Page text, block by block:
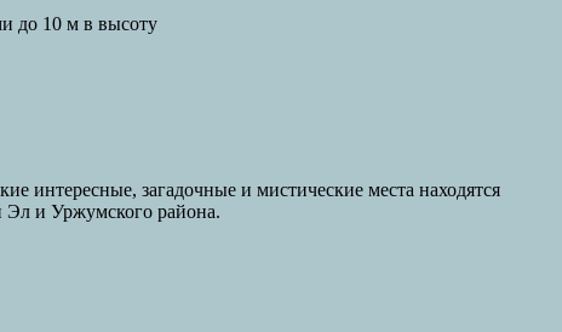
до 10 м в высоту
интересные, загадочные и мистические места находятся
Эл и Уржумского района.